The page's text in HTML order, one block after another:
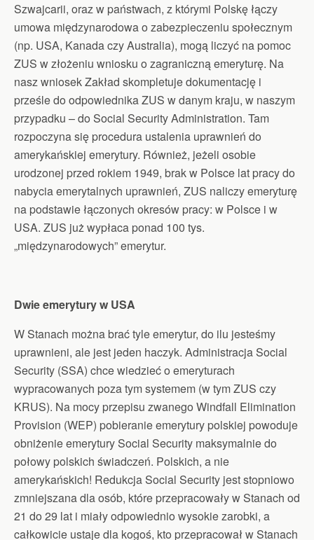
Szwajcarii, oraz w państwach, z którymi Polskę łączy
umowa międzynarodowa o zabezpieczeniu społecznym
(np. USA, Kanada czy Australia), mogą liczyć na pomoc
ZUS w złożeniu wniosku o zagraniczną emeryturę. Na
nasz wniosek Zakład skompletuje dokumentację i
prześle do odpowiednika ZUS w danym kraju, w naszym
przypadku – do Social Security Administration. Tam
rozpoczyna się procedura ustalenia uprawnień do
amerykańskiej emerytury. Również, jeżeli osobie
urodzonej przed rokiem 1949, brak w Polsce lat pracy do
nabycia emerytalnych uprawnień, ZUS naliczy emeryturę
na podstawie łączonych okresów pracy: w Polsce i w
USA. ZUS już wypłaca ponad 100 tys.
„międzynarodowych” emerytur.
Dwie emerytury w USA
W Stanach można brać tyle emerytur, do ilu jesteśmy
uprawnieni, ale jest jeden haczyk. Administracja Social
Security (SSA) chce wiedzieć o emeryturach
wypracowanych poza tym systemem (w tym ZUS czy
KRUS). Na mocy przepisu zwanego Windfall Elimination
Provision (WEP) pobieranie emerytury polskiej powoduje
obniżenie emerytury Social Security maksymalnie do
połowy polskich świadczeń. Polskich, a nie
amerykańskich! Redukcja Social Security jest stopniowo
zmniejszana dla osób, które przepracowały w Stanach od
21 do 29 lat i miały odpowiednio wysokie zarobki, a
całkowicie ustaje dla kogoś, kto przepracował w Stanach